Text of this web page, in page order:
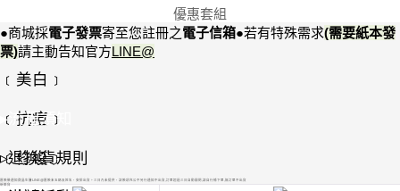
優惠套組
●商城採電子發票寄至您註冊之電子信箱●若有特殊需求(需要紙本發
票)請主動告知官方LINE@
﹝美白﹞
﹝抗痘﹞
﹝修復﹞
▸流程須知
▸如何付款
▹退換貨規則
匯款後通知微晶生醫LINE@匯款末五碼及姓名，安排出貨。三日內未提供，該款項充公不另行通知不出貨,訂單超過三日自動關閉,請自行補下單,無訂單不出貨
新鮮貨